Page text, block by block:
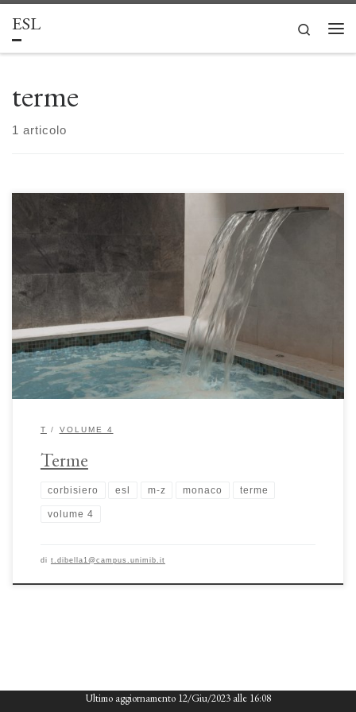
Passa al contenuto
ESL
Search
terme
1 articolo
Terme: luoghi di cura, loisir e turismo di Fabio Corbisiero e Salvatore
Monaco Le terme rappresentano uno dei principali luoghi che, sin
dall’antichità, hanno destato la curiosità e l’interesse degli attori sociali,
tanto da configurarsi, con tempi e modalità differenti, mete privilegiate di
viaggi e turismo. Il contributo intende ripercorrere […]
T VOLUME 4
Terme
corbisiero esl m-z monaco terme
volume 4
di t.dibella1@campus.unimib.it
Ultimo aggiornamento 12/Giu/2023 alle 16:08